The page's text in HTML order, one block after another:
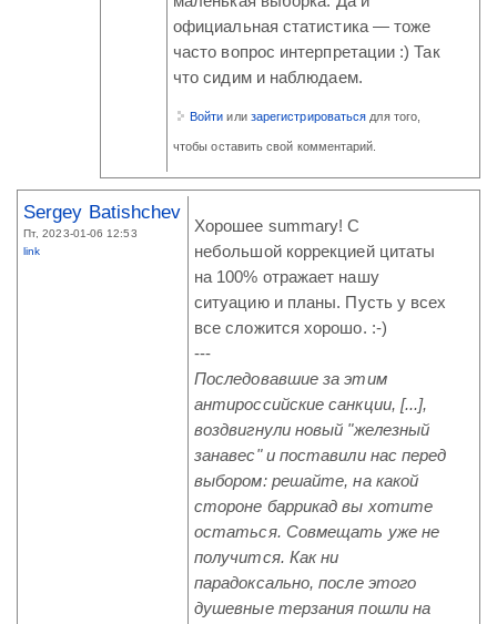
официальная статистика — тоже
часто вопрос интерпретации :) Так
что сидим и наблюдаем.
Войти или зарегистрироваться для того,
чтобы оставить свой комментарий.
Sergey Batishchev
Пт, 2023-01-06 12:53
link
Хорошее summary! С
небольшой коррекцией цитаты
на 100% отражает нашу
ситуацию и планы. Пусть у всех
все сложится хорошо. :-)
---
Последовавшие за этим
антироссийские санкции, [...],
воздвигнули новый "железный
занавес" и поставили нас перед
выбором: решайте, на какой
стороне баррикад вы хотите
остаться. Совмещать уже не
получится. Как ни
парадоксально, после этого
душевные терзания пошли на